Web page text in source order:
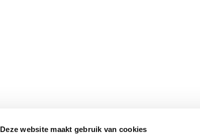
Deze website maakt gebruik van cookies